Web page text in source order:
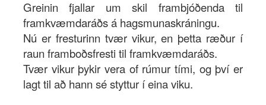
Fréttavefur
Aðildarfélög
Innskrá
Greinin fjallar um skil frambjóðenda til
framkvæmdaráðs á hagsmunaskráningu.
Nú er fresturinn tvær vikur, en þetta ræður í
raun framboðsfresti til framkvæmdaráðs.
Tvær vikur þykir vera of rúmur tími, og því er
lagt til að hann sé styttur í eina viku.